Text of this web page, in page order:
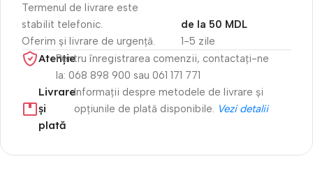
Termenul de livrare este
stabilit telefonic.
Oferim și livrare de urgență.
1-5 zile
de la 50 MDL
Atenție​Pentru înregistrarea comenzii, contactați-ne
la: 068 898 900 sau 061 171 771
Livrare
și
plată
Informații despre metodele de livrare și
opțiunile de plată disponibile. Vezi detalii